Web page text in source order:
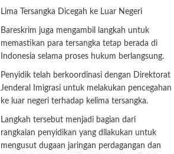
Lima Tersangka Dicegah ke Luar Negeri
Bareskrim juga mengambil langkah untuk
memastikan para tersangka tetap berada di
Indonesia selama proses hukum berlangsung.
Penyidik telah berkoordinasi dengan Direktorat
Jenderal Imigrasi untuk melakukan pencegahan
ke luar negeri terhadap kelima tersangka.
Langkah tersebut menjadi bagian dari
rangkaian penyidikan yang dilakukan untuk
mengusut dugaan jaringan perdagangan dan